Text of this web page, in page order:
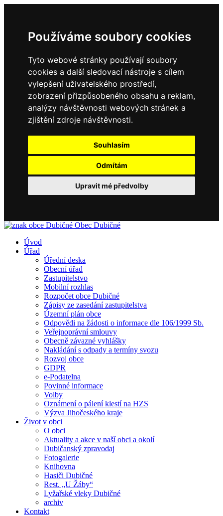
Používáme soubory cookies
Tyto webové stránky používají soubory
cookies a další sledovací nástroje s cílem
vylepšení uživatelského prostředí,
zobrazení přizpůsobeného obsahu a reklam,
analýzy návštěvnosti webových stránek a
zjištění zdroje návštěvnosti.
Souhlasím
Odmítám
Upravit mé předvolby
Obec Dubičné
Úvod
Úřad
Úřední deska
Obecní úřad
Zastupitelstvo
Mobilní rozhlas
Rozpočet obce Dubičné
Zápisy ze zasedání zastupitelstva
Územní plán obce
Odpovědi na žádosti o informace dle 106/1999 Sb.
Veřejnoprávní smlouvy
Obecně závazné vyhlášky
Nakládání s odpady a termíny svozu
Rozvoj obce
GDPR
e-Podatelna
Povinné informace
Volby
Oznámení o pálení klestí na HZS
Výzva Jihočeského kraje
Život v obci
O obci
Aktuality a akce v naší obci a okolí
Dubičanský zpravodaj
Fotogalerie
Knihovna
Hasiči Dubičné
Rest. „U Žáby“
Lyžařské vleky Dubičné
archiv
Kontakt